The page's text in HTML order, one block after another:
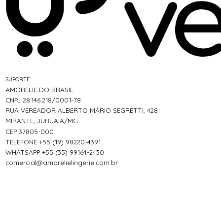
SUPORTE
AMORELIE DO BRASIL
CNPJ 28.146.218/0001-78
RUA VEREADOR ALBERTO MÁRIO SEGRETTI, 428
MIRANTE, JURUAIA/MG
CEP 37805-000
TELEFONE +55 (19) 98220-4391
WHATSAPP +55 (35) 99164-2430
comercial@amorelielingerie.com.br